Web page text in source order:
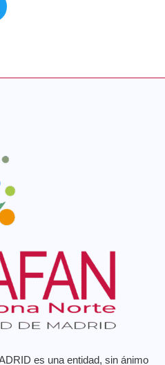
es una entidad, sin ánimo